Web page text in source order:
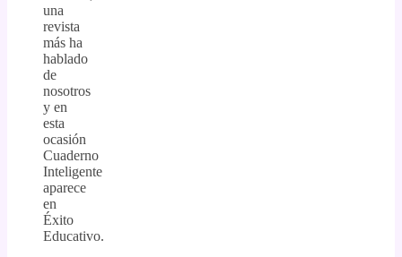
una
revista
más ha
hablado
de
nosotros
y en
esta
ocasión
Cuaderno
Inteligente
aparece
en
Éxito
Educativo.